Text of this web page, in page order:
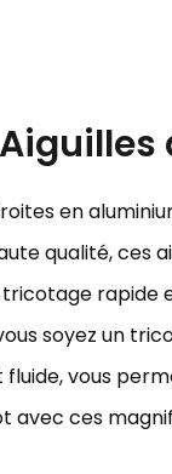
Aiguilles
en
qualité, ces
rapide
soyez un
vous
ces